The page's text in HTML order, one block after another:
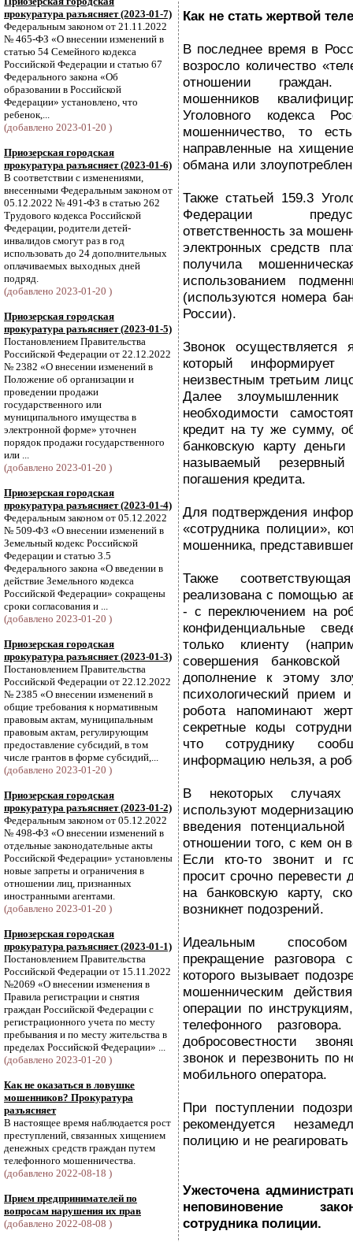
прокуратура разъясняет (2023-01-7)
Федеральным законом от 21.11.2022
№ 465-ФЗ «О внесении изменений в
статью 54 Семейного кодекса
Российской Федерации и статью 67
Федерального закона «Об
образовании в Российской
Федерации» установлено, что
ребенок,...
(добавлено 2023-01-20 )
Приозерская городская
прокуратура разъясняет (2023-01-6)
В соответствии с изменениями,
внесенными Федеральным законом от
05.12.2022 № 491-ФЗ в статью 262
Трудового кодекса Российской
Федерации, родители детей-
инвалидов смогут раз в год
использовать до 24 дополнительных
оплачиваемых выходных дней
подряд.
(добавлено 2023-01-20 )
Приозерская городская
прокуратура разъясняет (2023-01-5)
Постановлением Правительства
Российской Федерации от 22.12.2022
№ 2382 «О внесении изменений в
Положение об организации и
проведении продажи
государственного или
муниципального имущества в
электронной форме» уточнен
порядок продажи государственного
или ...
(добавлено 2023-01-20 )
Приозерская городская
прокуратура разъясняет (2023-01-4)
Федеральным законом от 05.12.2022
№ 509-ФЗ «О внесении изменений в
Земельный кодекс Российской
Федерации и статью 3.5
Федерального закона «О введении в
действие Земельного кодекса
Российской Федерации» сокращены
сроки согласования и ...
(добавлено 2023-01-20 )
Приозерская городская
прокуратура разъясняет (2023-01-3)
Постановлением Правительства
Российской Федерации от 22.12.2022
№ 2385 «О внесении изменений в
общие требования к нормативным
правовым актам, муниципальным
правовым актам, регулирующим
предоставление субсидий, в том
числе грантов в форме субсидий,...
(добавлено 2023-01-20 )
Приозерская городская
прокуратура разъясняет (2023-01-2)
Федеральным законом от 05.12.2022
№ 498-ФЗ «О внесении изменений в
отдельные законодательные акты
Российской Федерации» установлены
новые запреты и ограничения в
отношении лиц, признанных
иностранными агентами.
(добавлено 2023-01-20 )
Приозерская городская
прокуратура разъясняет (2023-01-1)
Постановлением Правительства
Российской Федерации от 15.11.2022
№2069 «О внесении изменения в
Правила регистрации и снятия
граждан Российской Федерации с
регистрационного учета по месту
пребывания и по месту жительства в
пределах Российской Федерации» ...
(добавлено 2023-01-20 )
Как не оказаться в ловушке
мошенников? Прокуратура
разъясняет
В настоящее время наблюдается рост
преступлений, связанных хищением
денежных средств граждан путем
телефонного мошенничества.
(добавлено 2022-08-18 )
Прием предпринимателей по
вопросам нарушения их прав
(добавлено 2022-08-08 )
Как не стать жертвой
В последнее время в
возросло количество
отношении граждан.
мошенников
Уголовного кодекса
мошенничество, то
направленные на
обмана или
Также статьей 159.3
Федерации
ответственность за
электронных средств
получила
использованием
(используются номера
России).
Звонок осуществляется
который
неизвестным третьим
Далее злоумышленник
необходимости
кредит на ту же сумму,
банковскую карту
называемый
погашения кредита.
Для подтверждения
«сотрудника полиции»,
мошенника,
Также
реализована с помощью
- с переключением на
конфиденциальные
только клиенту
совершения
дополнение к этому
психологический прием
робота напоминают
секретные коды
что сотруднику
информацию нельзя, а
В некоторых случаях
используют
введения
отношении того, с кем он
Если кто-то звонит и
просит срочно
на банковскую карту,
возникнет подозрений.
Идеальным
прекращение разговора
которого вызывает
мошенническим
операции по
телефонного
добросовестности
звонок и перезвонить по
мобильного оператора.
При поступлении
рекомендуется
полицию и не
Ужесточена
неповиновение
сотрудника полиции.